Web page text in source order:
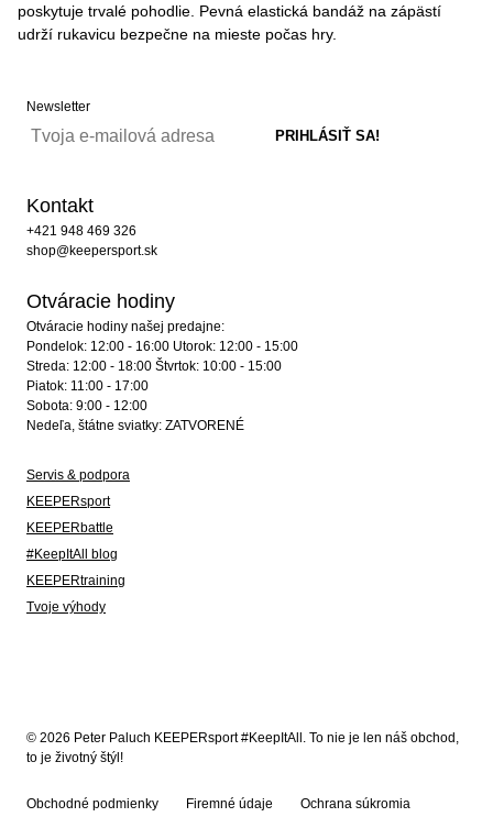
poskytuje trvalé pohodlie. Pevná elastická bandáž na zápästí
udrží rukavicu bezpečne na mieste počas hry.
Newsletter
Kontakt
+421 948 469 326
shop@keepersport.sk
Otváracie hodiny
Otváracie hodiny našej predajne:
Pondelok: 12:00 - 16:00 Utorok: 12:00 - 15:00
Streda: 12:00 - 18:00 Štvrtok: 10:00 - 15:00
Piatok: 11:00 - 17:00
Sobota: 9:00 - 12:00
Nedeľa, štátne sviatky: ZATVORENÉ
Servis & podpora
KEEPERsport
KEEPERbattle
#KeepItAll blog
KEEPERtraining
Tvoje výhody
© 2026 Peter Paluch KEEPERsport #KeepItAll. To nie je len náš obchod,
to je životný štýl!
Obchodné podmienky Firemné údaje Ochrana súkromia